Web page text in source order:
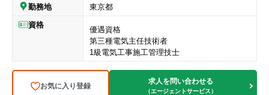
勤務地
東京都
資格
優遇資格
第三種電気主任技術者
1級電気工事施工管理技士
お気に入り登録
求人を問い合わせる
（エージェントサービス）